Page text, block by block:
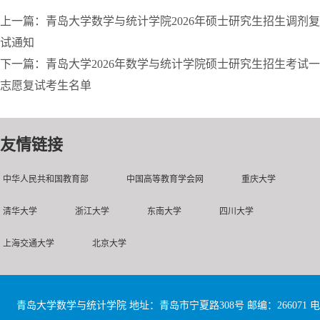
上一篇：青岛大学数学与统计学院2026年硕士研究生招生调剂复
试通知
下一篇：青岛大学2026年数学与统计学院硕士研究生招生考试一
志愿复试考生名单
友情链接
中华人民共和国教育部 中国高等教育学会网 重庆大学
清华大学 浙江大学 东南大学 四川大学
上海交通大学 北京大学
青岛大学数学与统计学院 地址：青岛市宁夏路308号 邮编：266071 电